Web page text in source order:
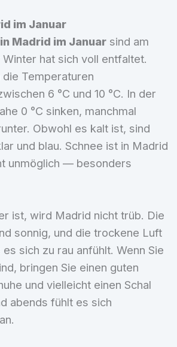
im Januar
Madrid im Januarsind am
hat sich voll entfaltet.
Temperaturen
6 °C und 10 °C. In der
0 °C sinken, manchmal
Obwohl es kalt ist, sind
und blau. Schnee ist in Madrid
unmöglich — besonders
ist, wird Madrid nicht trüb. Die
sonnig, und die trockene Luft
sich zu rau anfühlt. Wenn Sie
bringen Sie einen guten
und vielleicht einen Schal
abends fühlt es sich